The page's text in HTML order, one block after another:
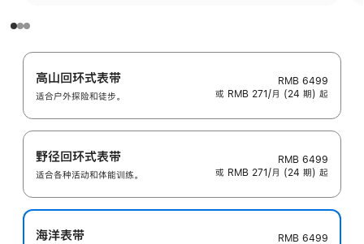
高山回环式表带
适合户外探险和徒步。
RMB 6499
或 RMB 271/月 (24 期) 起
野径回环式表带
适合各种活动和体能训练。
RMB 6499
或 RMB 271/月 (24 期) 起
海洋表带
RMB 6499